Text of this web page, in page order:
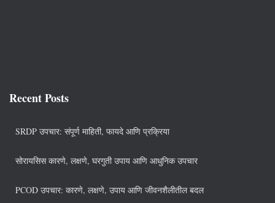
Recent Posts
SRDP उपचार: संपूर्ण माहिती, फायदे आणि प्रक्रिया
सोरायसिस कारणे, लक्षणे, घरगुती उपाय आणि आधुनिक उपचार
PCOD उपचार: कारणे, लक्षणे, उपाय आणि जीवनशैलीतील बदल